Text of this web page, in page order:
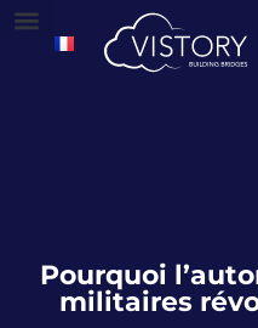
Pourquoi
militaires